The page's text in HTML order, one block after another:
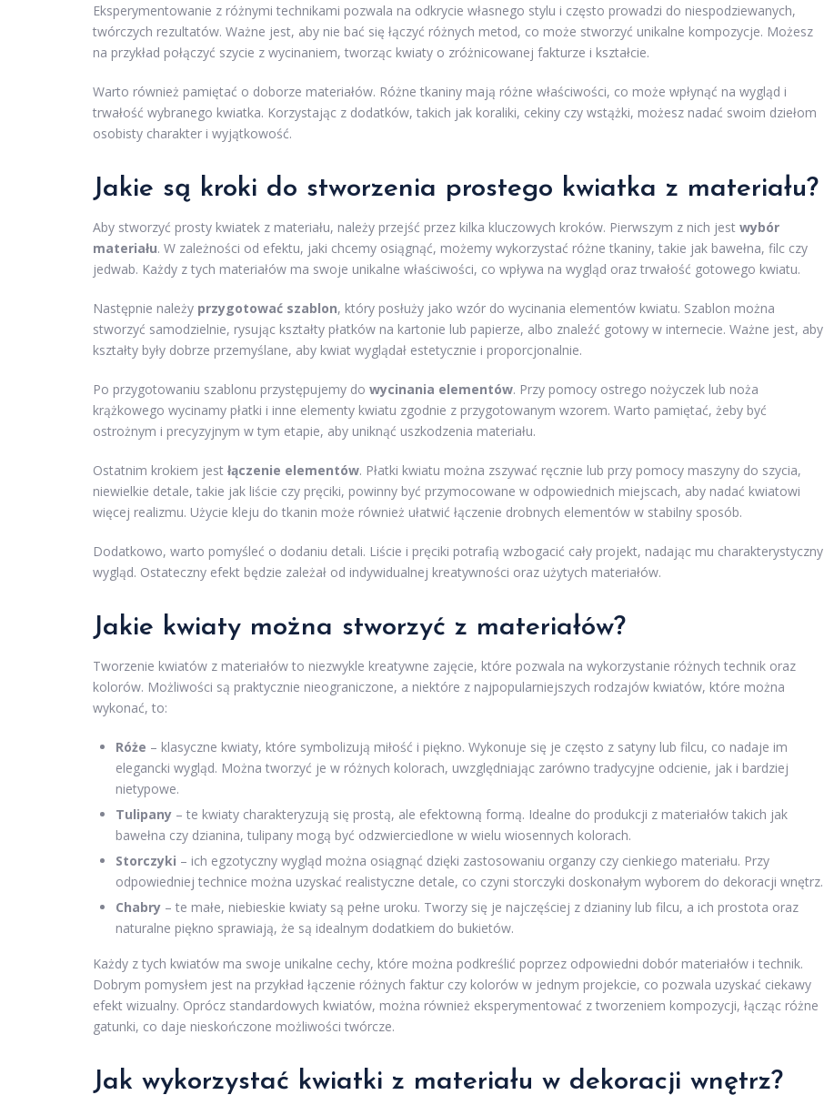
Eksperymentowanie z różnymi technikami pozwala na odkrycie własnego stylu i często prowadzi do niespodziewanych,
twórczych rezultatów. Ważne jest, aby nie bać się łączyć różnych metod, co może stworzyć unikalne kompozycje. Możesz
na przykład połączyć szycie z wycinaniem, tworząc kwiaty o zróżnicowanej fakturze i kształcie.
Warto również pamiętać o doborze materiałów. Różne tkaniny mają różne właściwości, co może wpłynąć na wygląd i
trwałość wybranego kwiatka. Korzystając z dodatków, takich jak koraliki, cekiny czy wstążki, możesz nadać swoim dziełom
osobisty charakter i wyjątkowość.
Jakie są kroki do stworzenia prostego kwiatka z materiału?
Aby stworzyć prosty kwiatek z materiału, należy przejść przez kilka kluczowych kroków. Pierwszym z nich jest wybór
materiału. W zależności od efektu, jaki chcemy osiągnąć, możemy wykorzystać różne tkaniny, takie jak bawełna, filc czy
jedwab. Każdy z tych materiałów ma swoje unikalne właściwości, co wpływa na wygląd oraz trwałość gotowego kwiatu.
Następnie należy przygotować szablon, który posłuży jako wzór do wycinania elementów kwiatu. Szablon można
stworzyć samodzielnie, rysując kształty płatków na kartonie lub papierze, albo znaleźć gotowy w internecie. Ważne jest, aby
kształty były dobrze przemyślane, aby kwiat wyglądał estetycznie i proporcjonalnie.
Po przygotowaniu szablonu przystępujemy do wycinania elementów. Przy pomocy ostrego nożyczek lub noża
krążkowego wycinamy płatki i inne elementy kwiatu zgodnie z przygotowanym wzorem. Warto pamiętać, żeby być
ostrożnym i precyzyjnym w tym etapie, aby uniknąć uszkodzenia materiału.
Ostatnim krokiem jest łączenie elementów. Płatki kwiatu można zszywać ręcznie lub przy pomocy maszyny do szycia,
niewielkie detale, takie jak liście czy pręciki, powinny być przymocowane w odpowiednich miejscach, aby nadać kwiatowi
więcej realizmu. Użycie kleju do tkanin może również ułatwić łączenie drobnych elementów w stabilny sposób.
Dodatkowo, warto pomyśleć o dodaniu detali. Liście i pręciki potrafią wzbogacić cały projekt, nadając mu charakterystyczny
wygląd. Ostateczny efekt będzie zależał od indywidualnej kreatywności oraz użytych materiałów.
Jakie kwiaty można stworzyć z materiałów?
Tworzenie kwiatów z materiałów to niezwykle kreatywne zajęcie, które pozwala na wykorzystanie różnych technik oraz
kolorów. Możliwości są praktycznie nieograniczone, a niektóre z najpopularniejszych rodzajów kwiatów, które można
wykonać, to:
Róże – klasyczne kwiaty, które symbolizują miłość i piękno. Wykonuje się je często z satyny lub filcu, co nadaje im
elegancki wygląd. Można tworzyć je w różnych kolorach, uwzględniając zarówno tradycyjne odcienie, jak i bardziej
nietypowe.
Tulipany – te kwiaty charakteryzują się prostą, ale efektowną formą. Idealne do produkcji z materiałów takich jak
bawełna czy dzianina, tulipany mogą być odzwierciedlone w wielu wiosennych kolorach.
Storczyki – ich egzotyczny wygląd można osiągnąć dzięki zastosowaniu organzy czy cienkiego materiału. Przy
odpowiedniej technice można uzyskać realistyczne detale, co czyni storczyki doskonałym wyborem do dekoracji wnętrz.
Chabry – te małe, niebieskie kwiaty są pełne uroku. Tworzy się je najczęściej z dzianiny lub filcu, a ich prostota oraz
naturalne piękno sprawiają, że są idealnym dodatkiem do bukietów.
Każdy z tych kwiatów ma swoje unikalne cechy, które można podkreślić poprzez odpowiedni dobór materiałów i technik.
Dobrym pomysłem jest na przykład łączenie różnych faktur czy kolorów w jednym projekcie, co pozwala uzyskać ciekawy
efekt wizualny. Oprócz standardowych kwiatów, można również eksperymentować z tworzeniem kompozycji, łącząc różne
gatunki, co daje nieskończone możliwości twórcze.
Jak wykorzystać kwiatki z materiału w dekoracji wnętrz?